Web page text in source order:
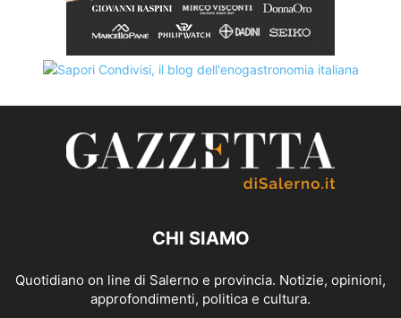
CHI SIAMO
Quotidiano on line di Salerno e provincia. Notizie, opinioni,
approfondimenti, politica e cultura.